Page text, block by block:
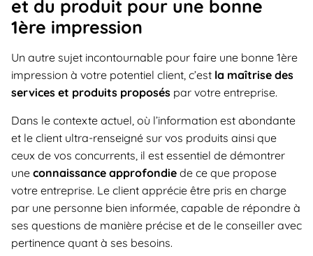
et du produit pour une bonne
1ère impression
Un autre sujet incontournable pour faire une bonne 1ère
impression à votre potentiel client, c’est la maîtrise des
services et produits proposés par votre entreprise.
Dans le contexte actuel, où l’information est abondante
et le client ultra-renseigné sur vos produits ainsi que
ceux de vos concurrents, il est essentiel de démontrer
une connaissance approfondie de ce que propose
votre entreprise. Le client apprécie être pris en charge
par une personne bien informée, capable de répondre à
ses questions de manière précise et de le conseiller avec
pertinence quant à ses besoins.